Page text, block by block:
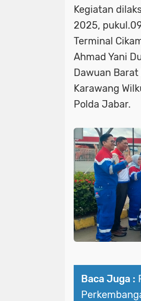
Kegiatan
2025,
Terminal
Ahmad Yani
Dawuan
Karawang
Polda Jabar.
Baca Juga :